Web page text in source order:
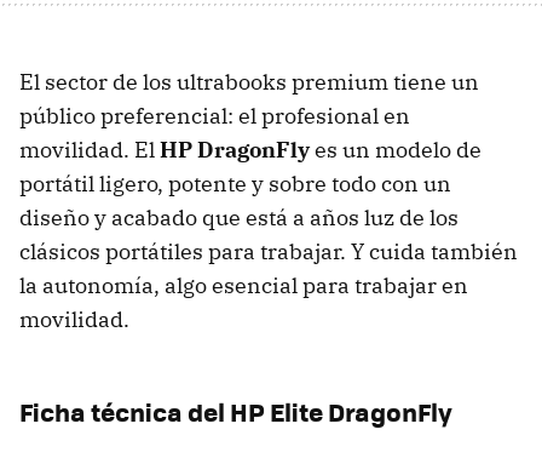
El sector de los ultrabooks premium tiene un
público preferencial: el profesional en
movilidad. ElHP DragonFlyes un modelo de
portátil ligero, potente y sobre todo con un
diseño y acabado que está a años luz de los
clásicos portátiles para trabajar. Y cuida también
la autonomía, algo esencial para trabajar en
movilidad.
Ficha técnica del HP Elite DragonFly